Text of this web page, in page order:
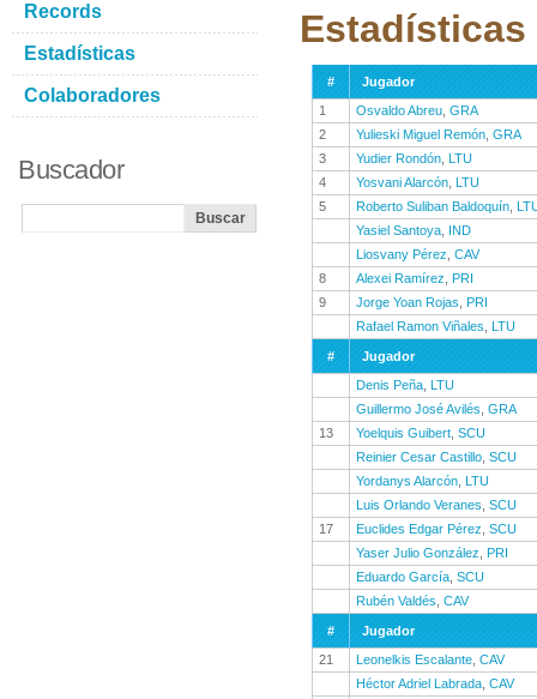
Estadísticas
#
Jugador
1
Osvaldo Abreu GRA
2
Yulieski Miguel Remón GRA
3
Yudier Rondón LTU
4
Yosvani Alarcón LTU
5
Roberto Suliban Baldoquín
Yasiel Santoya IND
Liosvany Pérez CAV
8
Alexei Ramírez
PRI
9
Jorge Yoan Rojas
PRI
Rafael Ramon Viñales
LTU
#
Jugador
Denis Peña LTU
Guillermo José Avilés GRA
13
Yoelquis Guibert SCU
Reinier Cesar Castillo SCU
Yordanys Alarcón LTU
Luis Orlando Veranes SCU
17
Euclides Edgar Pérez SCU
Yaser Julio González
PRI
Eduardo García SCU
Rubén Valdés CAV
#
Jugador
21
Leonelkis Escalante CAV
Héctor Adriel Labrada CAV
Records
Estadísticas
Colaboradores
Buscador